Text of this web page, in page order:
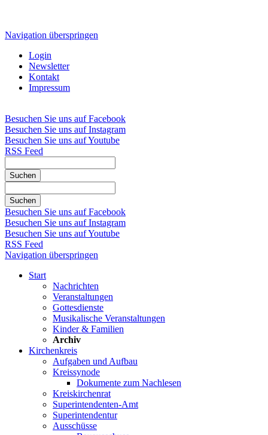
Navigation überspringen
Login
Newsletter
Kontakt
Impressum
Besuchen Sie uns auf Facebook
Besuchen Sie uns auf Instagram
Besuchen Sie uns auf Youtube
RSS Feed
Suchen
Suchen
Besuchen Sie uns auf Facebook
Besuchen Sie uns auf Instagram
Besuchen Sie uns auf Youtube
RSS Feed
Navigation überspringen
Start
Nachrichten
Veranstaltungen
Gottesdienste
Musikalische Veranstaltungen
Kinder & Familien
Archiv
Kirchenkreis
Aufgaben und Aufbau
Kreissynode
Dokumente zum Nachlesen
Kreiskirchenrat
Superintendenten-Amt
Superintendentur
Ausschüsse